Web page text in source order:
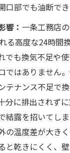
口部でも油断でき
響： 一条工務店
る高度な24時間
でも換気不足や
ではありません​
テナンス不足で
分に排出されず
結露を招いてし
の温度差が大きく
と乾きにくく、